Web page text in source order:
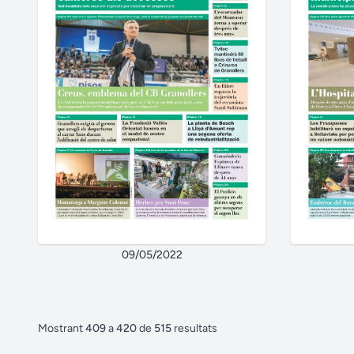
09/05/2022
Mostrant409a420de 515 resultats